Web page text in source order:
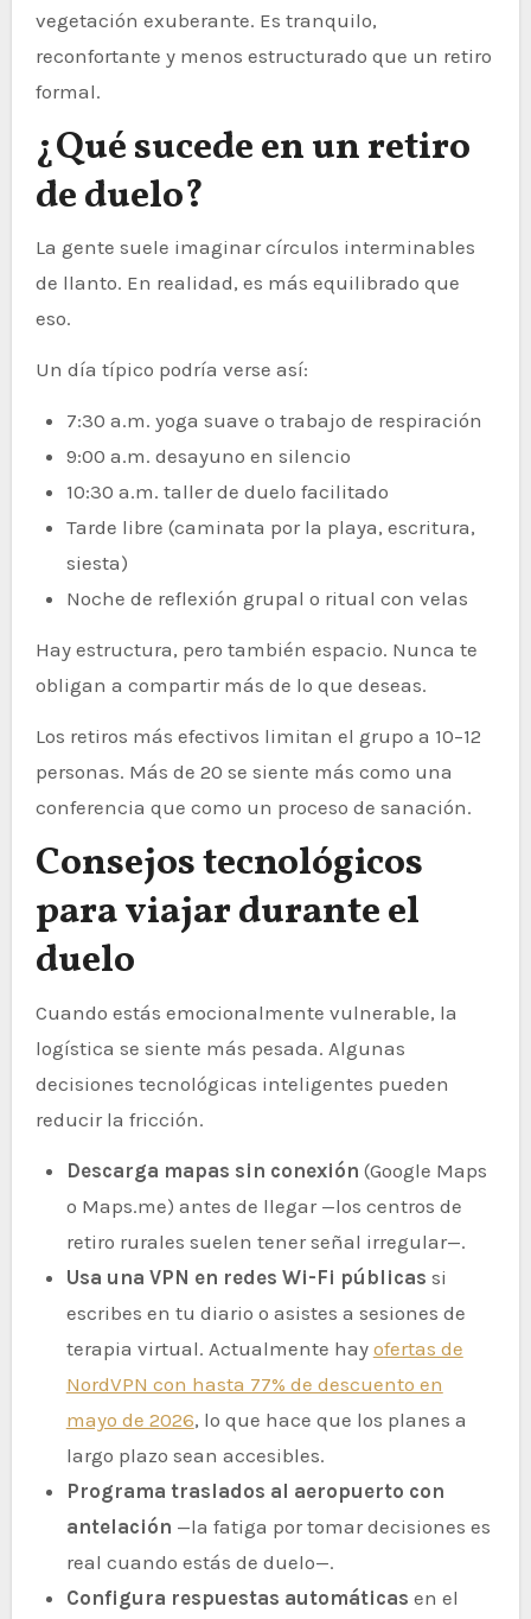
vegetación exuberante. Es tranquilo,
reconfortante y menos estructurado que un retiro
formal.
¿Qué sucede en un retiro
de duelo?
La gente suele imaginar círculos interminables
de llanto. En realidad, es más equilibrado que
eso.
Un día típico podría verse así:
7:30 a.m. yoga suave o trabajo de respiración
9:00 a.m. desayuno en silencio
10:30 a.m. taller de duelo facilitado
Tarde libre (caminata por la playa, escritura,
siesta)
Noche de reflexión grupal o ritual con velas
Hay estructura, pero también espacio. Nunca te
obligan a compartir más de lo que deseas.
Los retiros más efectivos limitan el grupo a 10–12
personas. Más de 20 se siente más como una
conferencia que como un proceso de sanación.
Consejos tecnológicos
para viajar durante el
duelo
Cuando estás emocionalmente vulnerable, la
logística se siente más pesada. Algunas
decisiones tecnológicas inteligentes pueden
reducir la fricción.
Descarga mapas sin conexión (Google Maps
o Maps.me) antes de llegar —los centros de
retiro rurales suelen tener señal irregular—.
Usa una VPN en redes Wi-Fi públicas si
escribes en tu diario o asistes a sesiones de
terapia virtual. Actualmente hay ofertas de
NordVPN con hasta 77% de descuento en
mayo de 2026, lo que hace que los planes a
largo plazo sean accesibles.
Programa traslados al aeropuerto con
antelación —la fatiga por tomar decisiones es
real cuando estás de duelo—.
Configura respuestas automáticas en el